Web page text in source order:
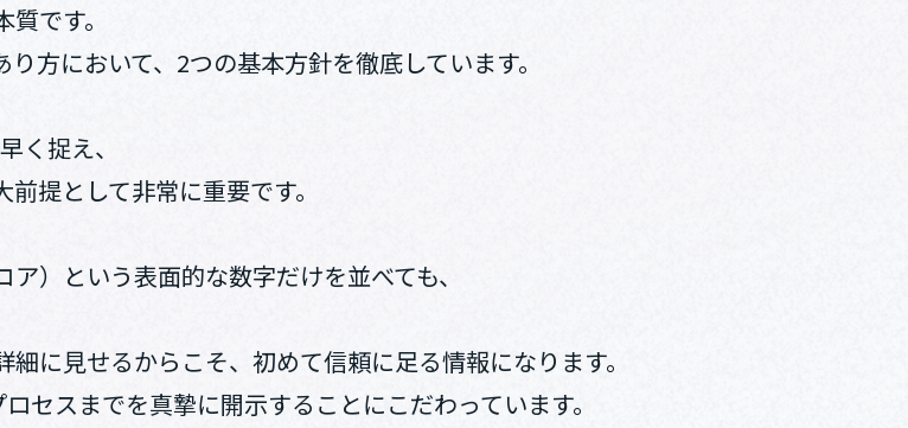
です。
方において、2つの基本方針を徹底しています。
く捉え、
提として非常に重要です。
）という表面的な数字だけを並べても、
に見せるからこそ、初めて信頼に足る情報になります。
セスまでを真摯に開示することにこだわっています。